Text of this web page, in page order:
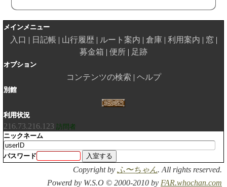
メインメニュー
入口 日記帳 山行履歴 ルート案内 倉庫 利用案内
窓
募金箱
便所 足跡
オプション
コンテンツの検索 ヘルプ
別館
利用状況
216.73.216.123 訪問者
ニックネーム
パスワード
Copyright by ふ〜ちゃん. All rights reserved.
Powerd by W.S.O © 2000-2010 by FAR.whochan.com